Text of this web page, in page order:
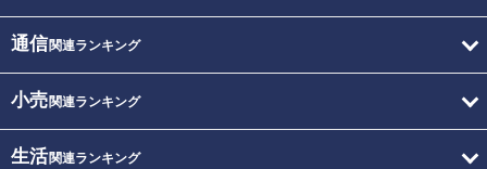
通信関連ランキング
小売関連ランキング
生活関連ランキング